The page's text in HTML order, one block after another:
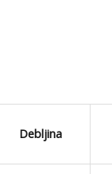
Debljina